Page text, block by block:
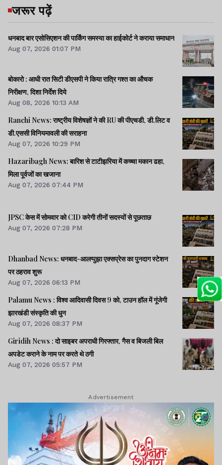
जरूर पढ़ें
धनबाद बार एसोसिएशन की पार्किंग समस्या का हाईकोर्ट ने कराया समाधान
Aug 07, 2026 01:07 PM
बोकारो : आधी रात सिटी डीएसपी ने किया रात्रि गश्त का औचक
निरीक्षण, दिशा निर्देश दिये
Aug 08, 2026 10:13 AM
Ranchi News: राष्ट्रीय विशेषज्ञों ने की RU की पीएचडी, डी.लिट व
डी.एससी विनियमावली की सराहना
Aug 07, 2026 10:29 PM
Hazaribagh News: बारिश से टाटीझरिया में कच्चा मकान ढहा,
मिला पूर्वजों का खजाना
Aug 07, 2026 07:44 PM
JPSC केस में सोमवार को CID करेगी तीनों सदस्यों से पूछताछ
Aug 07, 2026 07:28 PM
Dhanbad News: धनबाद-आलप्पुझा एक्सप्रेस का पुनदाग स्टेशन
पर ठहराव शुरू
Aug 07, 2026 06:13 PM
Palamu News : विश्व आदिवासी दिवस 9 को, टाउन हॉल में गूंजेगी
झारखंडी संस्कृति की धुन
Aug 07, 2026 08:37 PM
Giridih News : दो साइबर अपराधी गिरफ्तार, गैस व बिजली बिल
अपडेट कराने के नाम पर करते थे ठगी
Aug 07, 2026 05:57 PM
Advertisement